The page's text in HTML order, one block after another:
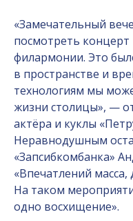
«Замечательный
посмотреть концерт
филармонии. Это
в пространстве и
технологиям мы
жизни столицы», —
актёра и куклы
Неравнодушным
«Запсибкомбанка»
«Впечатлений
На таком
одно восхищение».